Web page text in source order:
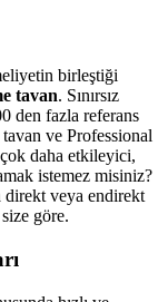
birleştiği
tavan. Sınırsız
den fazla referans
ve Professional
daha etkileyici,
istemez misiniz?
direkt veya endirekt
göre.